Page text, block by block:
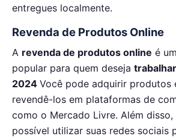
entregues localmente.
Revenda de Produtos Online
A revenda de produtos online é
popular para quem deseja
2024 Você pode adquirir produtos
revendê-los em plataformas de
como o Mercado Livre. Além disso,
possível utilizar suas redes sociais